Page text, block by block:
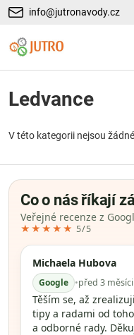
info@jutronavody.cz
Ledvance
V této kategorii nejsou
Co o nás říkají
Veřejné recenze z
★★★★★ 5/5
Michaela Hubova
Google •před 3 měsíci
Těším se, až
tipy a radami od
a odborné rady.